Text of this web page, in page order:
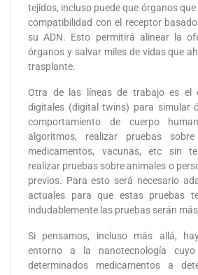
tejidos, incluso puede que órganos
compatibilidad con el receptor
su ADN. Esto permitirá alinear la
órganos y salvar miles de vidas que
trasplante.
Otra de las líneas de trabajo es el
digitales (digital twins) para simular
comportamiento de cuerpo
algoritmos, realizar pruebas
medicamentos, vacunas, etc sin
realizar pruebas sobre animales o
previos. Para esto será necesario
actuales para que estas pruebas
indudablemente las pruebas serán
Si pensamos, incluso más allá,
entorno a la nanotecnología
determinados medicamentos a